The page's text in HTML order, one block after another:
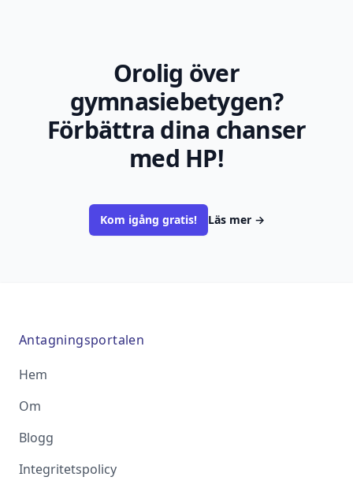
Orolig över
gymnasiebetygen?
Förbättra dina chanser
med HP!
Kom igång gratis! Läs mer →
Antagningsportalen
Hem
Om
Blogg
Integritetspolicy